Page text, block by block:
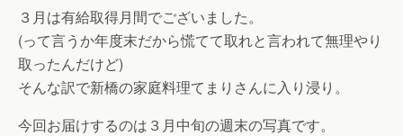
３月は有給取得月間でございました。
(って言うか年度末だから慌てて取れと言われて無理やり
取ったんだけど)
そんな訳で新橋の家庭料理てまりさんに入り浸り。
今回お届けするのは３月中旬の週末の写真です。